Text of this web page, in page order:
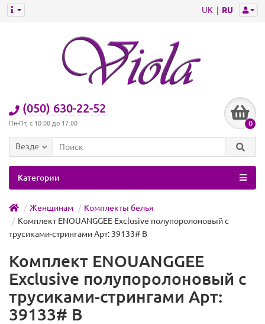
UK RU
(050) 630-22-52
Пн-Пт, с 10:00 до 17:00 0
Везде
Категории
Женщинам
Комплекты белья
Комплект ENOUANGGEE Exclusive полупоролоновый с
трусиками-стрингами Арт: 39133# B
Комплект ENOUANGGEE
Exclusive полупоролоновый с
трусиками-стрингами Арт:
39133# B